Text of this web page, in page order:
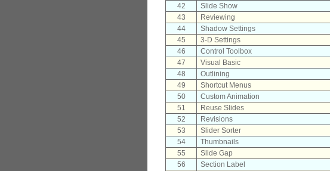
42
Slide Show
43
Reviewing
44
Shadow Settings
45
3-D Settings
46
Control Toolbox
47
Visual Basic
48
Outlining
49
Shortcut Menus
50
Custom Animation
51
Reuse Slides
52
Revisions
53
Slider Sorter
54
Thumbnails
55
Slide Gap
56
Section Label